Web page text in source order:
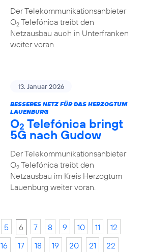
Der Telekommunikationsanbieter
O2Telefónica treibt den
Netzausbau auch in Unterfranken
weiter voran.
13. Januar 2026
BESSERES NETZ FÜR DAS HERZOGTUM
LAUENBURG
O2 Telefónica bringt
5G nach Gudow
Der Telekommunikationsanbieter
O2Telefónica treibt den
Netzausbau im Kreis Herzogtum
Lauenburg weiter voran.
5 6 7 8 9 10 11
12
16 17 18 19 20 21
22